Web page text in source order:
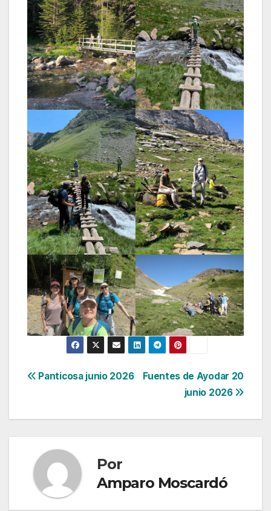
Navegación
Fuentes de Ayodar 20
junio 2026
Panticosa junio 2026
Por
Amparo Moscardó